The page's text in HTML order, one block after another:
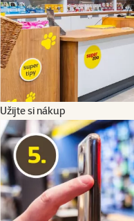
Užijte si nákup